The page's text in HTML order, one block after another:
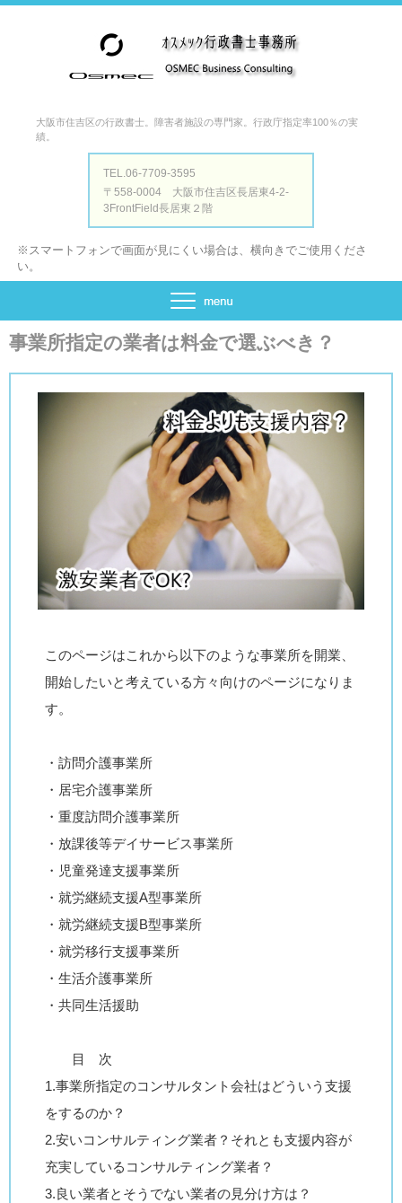
大阪市住吉区の行政書士。障害者施設の専門家。行政庁指定率100％の実
績。
TEL.06-7709-3595
〒558-0004 大阪市住吉区長居東4-2-
3FrontField長居東２階
※スマートフォンで画面が見にくい場合は、横向きでご使用くださ
い。
事業所指定の業者は料金で選ぶべき？
このページはこれから以下のような事業所を開業、
開始したいと考えている方々向けのページになりま
す。
・訪問介護事業所
・居宅介護事業所
・重度訪問介護事業所
・放課後等デイサービス事業所
・児童発達支援事業所
・就労継続支援A型事業所
・就労継続支援B型事業所
・就労移行支援事業所
・生活介護事業所
・共同生活援助
目 次
1.事業所指定のコンサルタント会社はどういう支援
をするのか？
2.安いコンサルティング業者？それとも支援内容が
充実しているコンサルティング業者？
3.良い業者とそうでない業者の見分け方は？